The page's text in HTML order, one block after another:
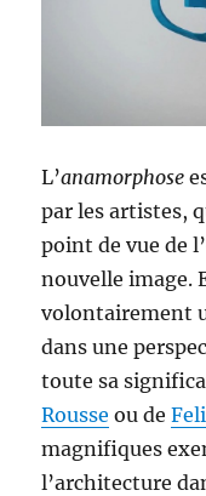
L’anamorphose
par les artistes,
point de vue de
nouvelle image.
volontairement
dans une
toute sa
Rousse ou de
magnifiques
l’architecture